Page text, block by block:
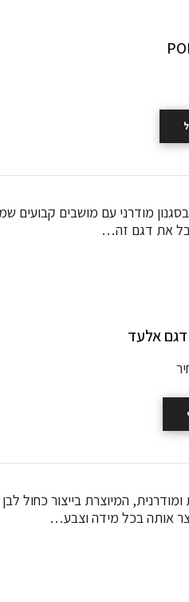
מודרני עם מושבים קבועים
את דגם זה…
אלעד
המיוצרת בייצור כחול
אותה בכל מידה וצבע…